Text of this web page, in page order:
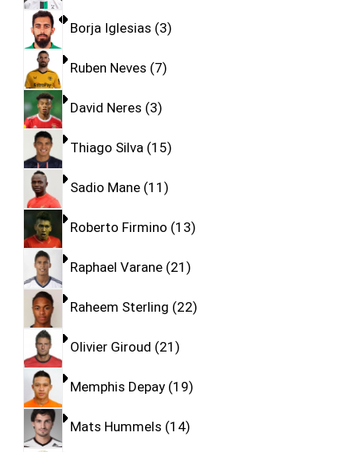
Borja Iglesias 3
Ruben Neves 7
David Neres 3
Thiago Silva 15
Sadio Mane 11
Roberto Firmino 13
Raphael Varane 21
Raheem Sterling 22
Olivier Giroud 21
Memphis Depay 19
Mats Hummels 14